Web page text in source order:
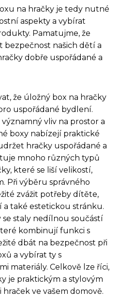
na hračky je tedy nutné
aspekty a vybírat
Pamatujme, že
bezpečnost našich dětí a
dobře uspořádané a
že úložný box na hračky
uspořádané bydlení.
vliv na prostor a
boxy nabízejí praktické
hračky uspořádané a
mnoho různých typů
které se liší velikostí,
Při výběru správného
zvážit potřeby dítěte,
také estetickou stránku.
se staly nedílnou součástí
kombinují funkci s
dbát na bezpečnost při
a vybírat ty s
materiály. Celkově lze říci,
je praktickým a stylovým
ve vašem domově.